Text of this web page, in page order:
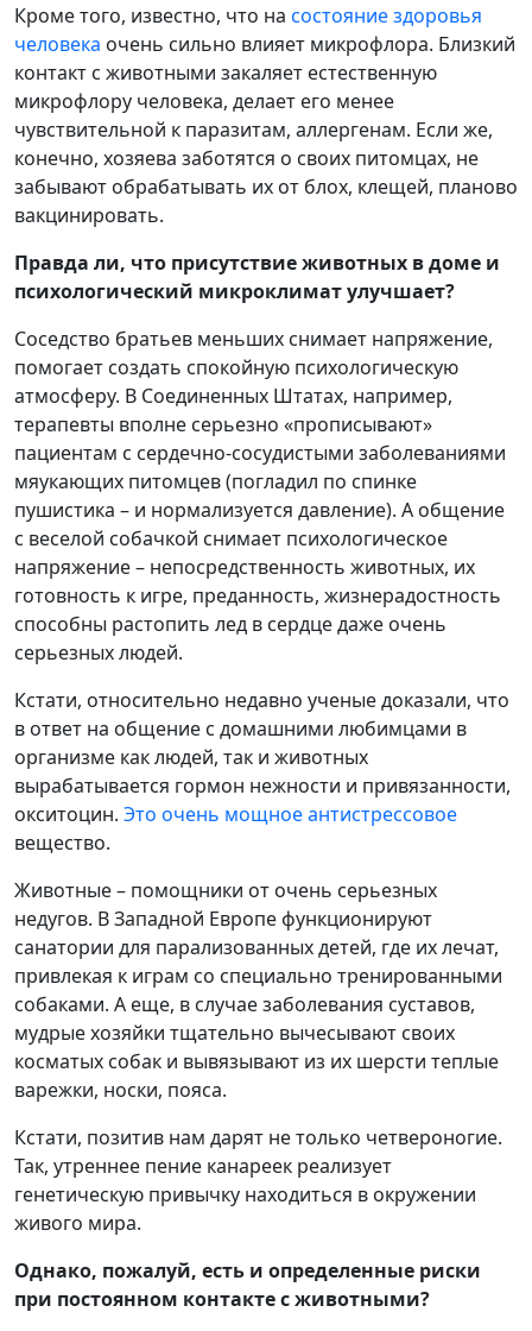
Кроме того, известно, что на состояние здоровья
человека очень сильно влияет микрофлора. Близкий
контакт с животными закаляет естественную
микрофлору человека, делает его менее
чувствительной к паразитам, аллергенам. Если же,
конечно, хозяева заботятся о своих питомцах, не
забывают обрабатывать их от блох, клещей, планово
вакцинировать.
Правда ли, что присутствие животных в доме и
психологический микроклимат улучшает?
Соседство братьев меньших снимает напряжение,
помогает создать спокойную психологическую
атмосферу. В Соединенных Штатах, например,
терапевты вполне серьезно «прописывают»
пациентам с сердечно-сосудистыми заболеваниями
мяукающих питомцев (погладил по спинке
пушистика – и нормализуется давление). А общение
с веселой собачкой снимает психологическое
напряжение – непосредственность животных, их
готовность к игре, преданность, жизнерадостность
способны растопить лед в сердце даже очень
серьезных людей.
Кстати, относительно недавно ученые доказали, что
в ответ на общение с домашними любимцами в
организме как людей, так и животных
вырабатывается гормон нежности и привязанности,
окситоцин. Это очень мощное антистрессовое
вещество.
Животные – помощники от очень серьезных
недугов. В Западной Европе функционируют
санатории для парализованных детей, где их лечат,
привлекая к играм со специально тренированными
собаками. А еще, в случае заболевания суставов,
мудрые хозяйки тщательно вычесывают своих
косматых собак и вывязывают из их шерсти теплые
варежки, носки, пояса.
Кстати, позитив нам дарят не только четвероногие.
Так, утреннее пение канареек реализует
генетическую привычку находиться в окружении
живого мира.
Однако, пожалуй, есть и определенные риски
при постоянном контакте с животными?